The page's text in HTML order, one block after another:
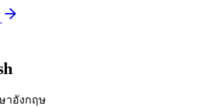
าอังกฤษ